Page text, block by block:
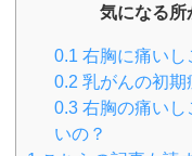
気になる所
0.1 右胸に痛いし
0.2 乳がんの初期
0.3右胸の痛いし
いの？